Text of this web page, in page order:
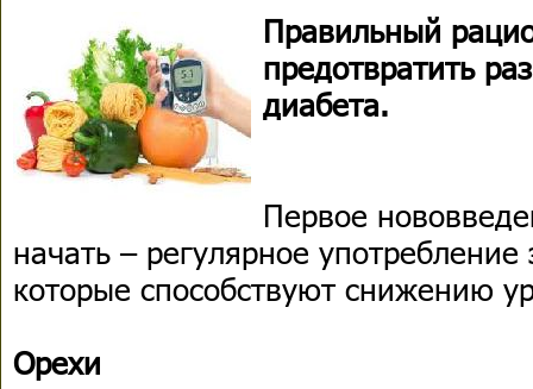
Правильный
предотвратить
диабета.
Первое
начать – регулярное употребление
которые способствуют снижению
Орехи